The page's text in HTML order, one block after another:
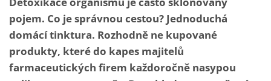
pojem. Co je správnou cestou? Jednoduchá
domácí tinktura. Rozhodně ne kupované
produkty, které do kapes majitelů
farmaceutických firem každoročně nasypou